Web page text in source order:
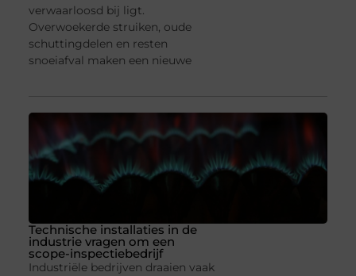
verwaarloosd bij ligt.
Overwoekerde struiken, oude
schuttingdelen en resten
snoeiafval maken een nieuwe
Technische installaties in de
industrie vragen om een
scope-inspectiebedrijf
Industriële bedrijven draaien vaak